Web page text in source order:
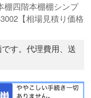
棚四階本棚棚シンプ
【相場見積り価格
す。代理費用、送